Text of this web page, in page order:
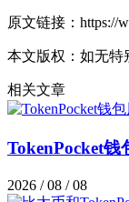
原文链接：https://
本文版权：如无特
相关文章
TokenPocket
2026 / 08 / 08